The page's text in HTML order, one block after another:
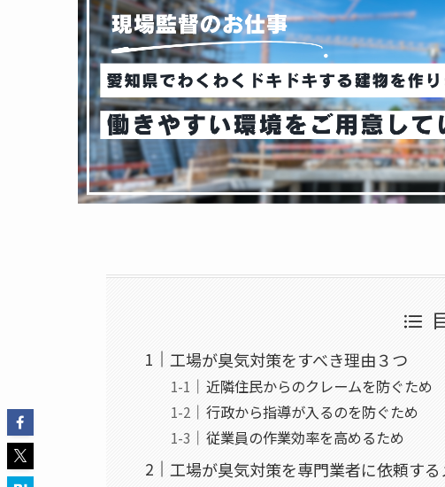
工場が臭気対策をすべき理由３つ
近隣住民からのクレームを防ぐため
行政から指導が入るのを防ぐため
従業員の作業効率を高めるため
工場が臭気対策を専門業者に依頼す